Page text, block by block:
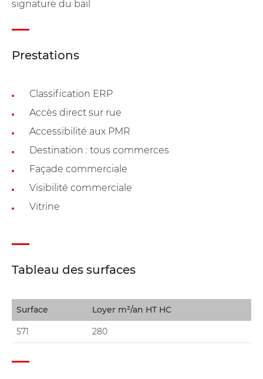
signature du bail
Prestations
Classification ERP
Accès direct sur rue
Accessibilité aux PMR
Destination : tous commerces
Façade commerciale
Visibilité commerciale
Vitrine
Tableau des surfaces
Surface Loyer m²/an HT HC
571 280